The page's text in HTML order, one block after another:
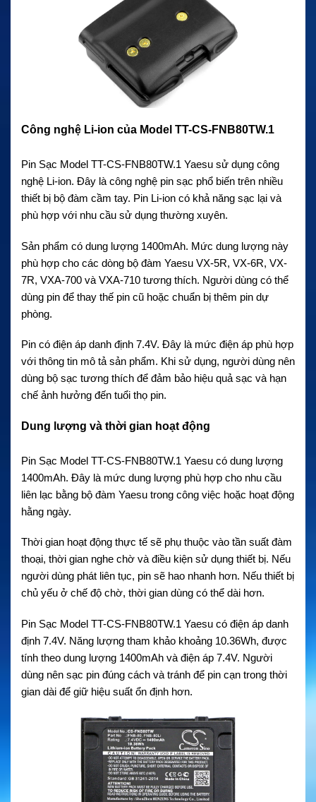
Công nghệ Li-ion của Model TT-CS-FNB80TW.1
Pin Sạc Model TT-CS-FNB80TW.1 Yaesu sử dụng công
nghệ Li-ion. Đây là công nghệ pin sạc phổ biến trên nhiều
thiết bị bộ đàm cầm tay. Pin Li-ion có khả năng sạc lại và
phù hợp với nhu cầu sử dụng thường xuyên.
Sản phẩm có dung lượng 1400mAh. Mức dung lượng này
phù hợp cho các dòng bộ đàm Yaesu VX-5R, VX-6R, VX-
7R, VXA-700 và VXA-710 tương thích. Người dùng có thể
dùng pin để thay thế pin cũ hoặc chuẩn bị thêm pin dự
phòng.
Pin có điện áp danh định 7.4V. Đây là mức điện áp phù hợp
với thông tin mô tả sản phẩm. Khi sử dụng, người dùng nên
dùng bộ sạc tương thích để đảm bảo hiệu quả sạc và hạn
chế ảnh hưởng đến tuổi thọ pin.
Dung lượng và thời gian hoạt động
Pin Sạc Model TT-CS-FNB80TW.1 Yaesu có dung lượng
1400mAh. Đây là mức dung lượng phù hợp cho nhu cầu
liên lạc bằng bộ đàm Yaesu trong công việc hoặc hoạt động
hằng ngày.
Thời gian hoạt động thực tế sẽ phụ thuộc vào tần suất đàm
thoại, thời gian nghe chờ và điều kiện sử dụng thiết bị. Nếu
người dùng phát liên tục, pin sẽ hao nhanh hơn. Nếu thiết bị
chủ yếu ở chế độ chờ, thời gian dùng có thể dài hơn.
Pin Sạc Model TT-CS-FNB80TW.1 Yaesu có điện áp danh
định 7.4V. Năng lượng tham khảo khoảng 10.36Wh, được
tính theo dung lượng 1400mAh và điện áp 7.4V. Người
dùng nên sạc pin đúng cách và tránh để pin cạn trong thời
gian dài để giữ hiệu suất ổn định hơn.